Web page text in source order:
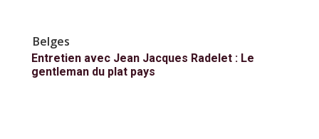
Belges
Entretien avec Jean Jacques Radelet : Le
gentleman du plat pays